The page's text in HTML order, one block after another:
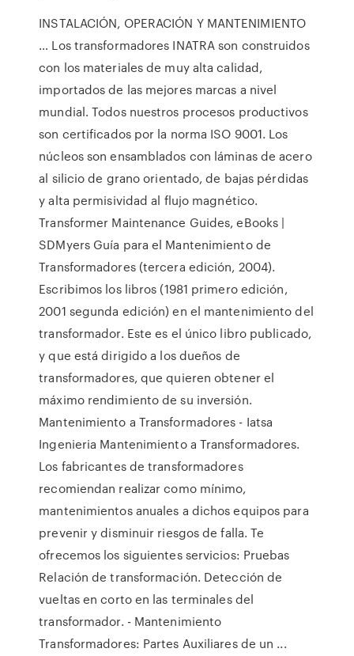
INSTALACIÓN, OPERACIÓN Y MANTENIMIENTO
… Los transformadores INATRA son construidos
con los materiales de muy alta calidad,
importados de las mejores marcas a nivel
mundial. Todos nuestros procesos productivos
son certificados por la norma ISO 9001. Los
núcleos son ensamblados con láminas de acero
al silicio de grano orientado, de bajas pérdidas
y alta permisividad al flujo magnético.
Transformer Maintenance Guides, eBooks |
SDMyers Guía para el Mantenimiento de
Transformadores (tercera edición, 2004).
Escribimos los libros (1981 primero edición,
2001 segunda edición) en el mantenimiento del
transformador. Este es el único libro publicado,
y que está dirigido a los dueños de
transformadores, que quieren obtener el
máximo rendimiento de su inversión.
Mantenimiento a Transformadores - Iatsa
Ingenieria Mantenimiento a Transformadores.
Los fabricantes de transformadores
recomiendan realizar como mínimo,
mantenimientos anuales a dichos equipos para
prevenir y disminuir riesgos de falla. Te
ofrecemos los siguientes servicios: Pruebas
Relación de transformación. Detección de
vueltas en corto en las terminales del
transformador. - Mantenimiento
Transformadores: Partes Auxiliares de un ...